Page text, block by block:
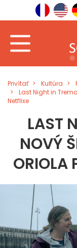
Privítať Kultúra
Last Night in
Netflixe
LAST
NOVÝ
ORIOLA